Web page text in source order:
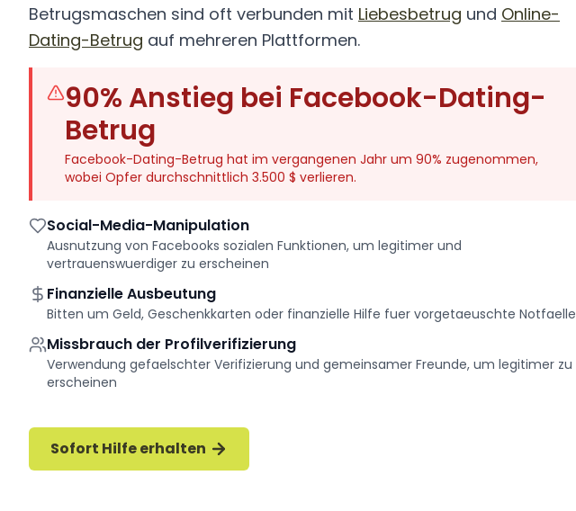
Betrugsmaschen sind oft verbunden mit Liebesbetrug und Online-
Dating-Betrug auf mehreren Plattformen.
90% Anstieg bei Facebook-Dating-
Betrug
Facebook-Dating-Betrug hat im vergangenen Jahr um 90% zugenommen,
wobei Opfer durchschnittlich 3.500 $ verlieren.
Social-Media-Manipulation
Ausnutzung von Facebooks sozialen Funktionen, um legitimer und
vertrauenswuerdiger zu erscheinen
Finanzielle Ausbeutung
Bitten um Geld, Geschenkkarten oder finanzielle Hilfe fuer vorgetaeuschte Notfaelle
Missbrauch der Profilverifizierung
Verwendung gefaelschter Verifizierung und gemeinsamer Freunde, um legitimer zu
erscheinen
Sofort Hilfe erhalten